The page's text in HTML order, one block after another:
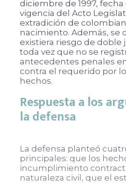
diciembre de 1997,
vigencia del Acto
extradición de
nacimiento. Además, se
existiera riesgo de doble
toda vez que no se
antecedentes penales
contra el requerido por
hechos.
Respuesta a los
la defensa
La defensa planteó
principales: que los
incumplimiento
naturaleza civil, que el